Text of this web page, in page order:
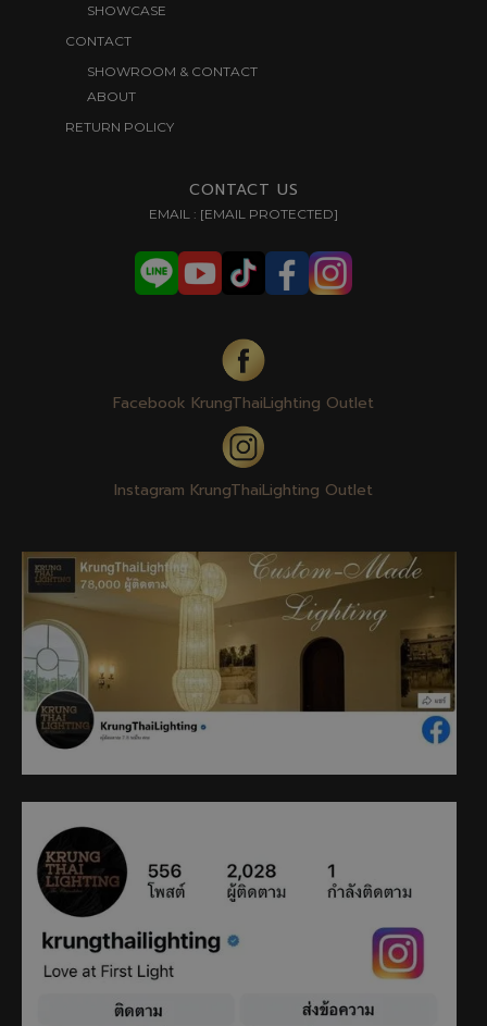
SHOWCASE
CONTACT
SHOWROOM & CONTACT
ABOUT
RETURN POLICY
CONTACT US
EMAIL : [EMAIL PROTECTED]
Facebook KrungThaiLighting Outlet
Instagram KrungThaiLighting Outlet